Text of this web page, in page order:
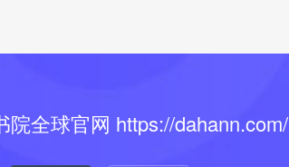
院全球官网 https://dahann.com/